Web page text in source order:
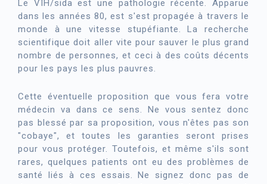
Le VIH/sida est une pathologie récente. Apparue
dans les années 80, est s'est propagée à travers le
monde à une vitesse stupéfiante. La recherche
scientifique doit aller vite pour sauver le plus grand
nombre de personnes, et ceci à des coûts décents
pour les pays les plus pauvres.
Cette éventuelle proposition que vous fera votre
médecin va dans ce sens. Ne vous sentez donc
pas blessé par sa proposition, vous n'êtes pas son
"cobaye", et toutes les garanties seront prises
pour vous protéger. Toutefois, et même s'ils sont
rares, quelques patients ont eu des problèmes de
santé liés à ces essais. Ne signez donc pas de